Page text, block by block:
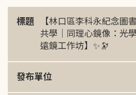
標題
【林口區李科永紀念圖
共學｜同理心鏡像：光
遠鏡工作坊】✨🔭
發布單位